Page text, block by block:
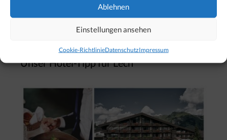
Ablehnen
Einstellungen ansehen
Cookie-RichtlinieDatenschutzImpressum
Unser Hotel-Tipp für Lech